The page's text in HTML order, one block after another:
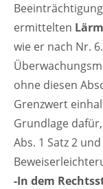
ermittelten
wie er nach Nr.
ohne diesen
Grenzwert
Grundlage
Abs. 1 Satz 2
-In dem